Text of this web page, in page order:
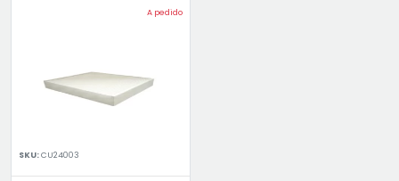
A pedido
SKU:CU24003